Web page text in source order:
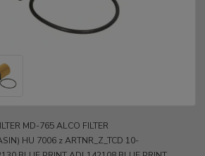
MD-765 ALCO FILTER
HU 7006 z ARTNR_Z_TCD 10-